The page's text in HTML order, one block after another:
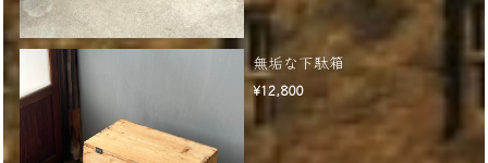
無垢な下駄箱
¥12,800